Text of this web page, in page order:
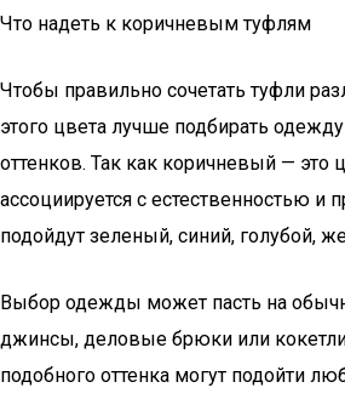
Что надеть к коричневым туфлям
Чтобы правильно сочетать туфли
этого цвета лучше подбирать
оттенков. Так как коричневый — это
ассоциируется с естественностью и
подойдут зеленый, синий, голубой,
Выбор одежды может пасть на
джинсы, деловые брюки или
подобного оттенка могут подойти